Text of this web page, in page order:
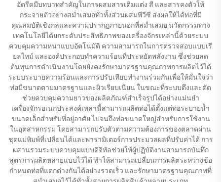
อัดรีดมีบทบาทสำคัญในการผสมสารเติมแต่ง สี และสารคงตัวให้
กระจายตัวอย่างสม่ำเสมอทั่วทั้งส่วนผสมพีวีซี ส่งผลให้ได้ท่อที่มี
คุณสมบัติเชิงกลและความปรากฏภายนอกที่สม่ำเสมอ นวัตกรรมทาง
เทคโนโลยีได้ยกระดับประสิทธิภาพของเครื่องจักรเหล่านี้ด้วยระบบ
ควบคุมความหนาแบบอัตโนมัติ ความสามารถในการตรวจสอบแบบเรี
ยลไทม์ และองค์ประกอบทำความร้อนที่ประหยัดพลังงาน ซึ่งช่วยลด
ต้นทุนการดำเนินงานโดยยังคงรักษามาตรฐานคุณภาพการผลิตไว้ได้
ระบบระบายความร้อนและการปรับเทียบทำงานร่วมกันเพื่อให้มั่นใจว่า
ท่อมีขนาดตามมาตรฐานและผิวเรียบเนียน ในขณะที่ระบบดึงและตัด
ช่วยควบคุมความยาวของผลิตภัณฑ์สำเร็จรูปได้อย่างแม่นยำ
เครื่องจักรอเนกประสงค์เหล่านี้สามารถผลิตท่อได้ตั้งแต่ท่อระบายน้ำ
ขนาดเล็กสำหรับที่อยู่อาศัย ไปจนถึงท่อขนาดใหญ่สำหรับการใช้งาน
ในอุตสาหกรรม โดยสามารถปรับตัวตามความต้องการของตลาดผ่าน
ชุดแม่พิมพ์ที่เปลี่ยนได้และพารามิเตอร์การประมวลผลที่ปรับค่าได้ การ
ผสานรวมระบบควบคุมแบบดิจิทัลช่วยให้ผู้ปฏิบัติงานสามารถบันทึก
สูตรการผลิตหลายแบบไว้ได้ ทำให้สามารถเปลี่ยนการผลิตระหว่างข้อ
กำหนดท่อที่แตกต่างกันได้อย่างรวดเร็ว และรักษามาตรฐานคุณภาพที่